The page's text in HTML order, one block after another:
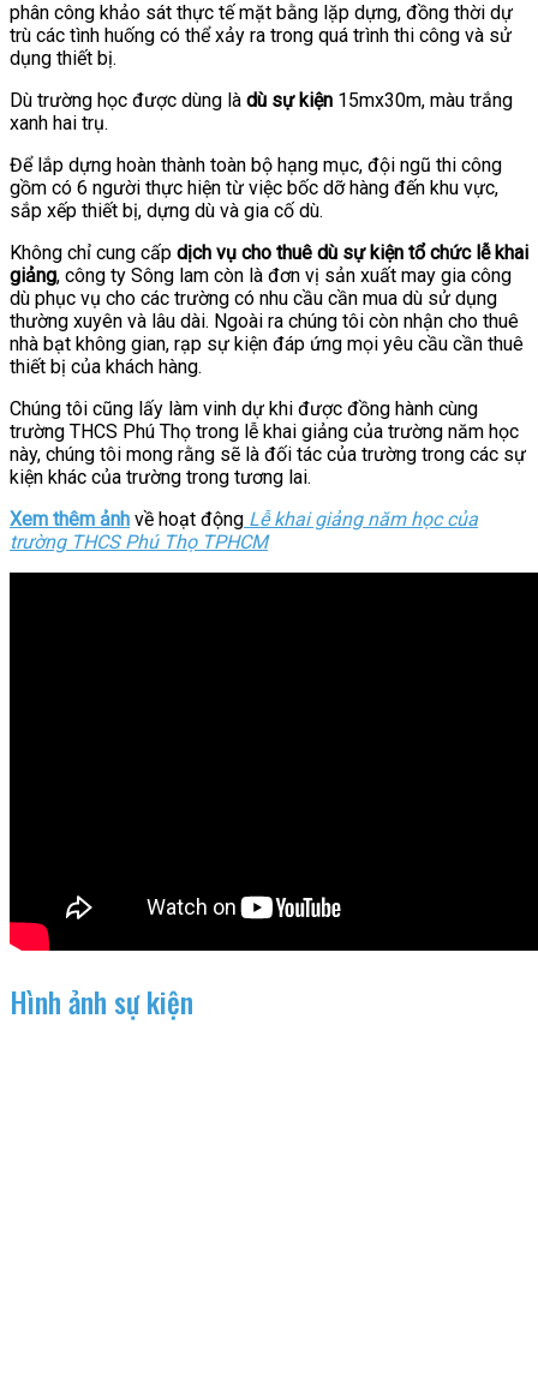
phân công khảo sát thực tế mặt bằng lặp dựng, đồng thời dự
trù các tình huống có thể xảy ra trong quá trình thi công và sử
dụng thiết bị.
Dù trường học được dùng là dù sự kiện 15mx30m, màu trắng
xanh hai trụ.
Để lắp dựng hoàn thành toàn bộ hạng mục, đội ngũ thi công
gồm có 6 người thực hiện từ việc bốc dỡ hàng đến khu vực,
sắp xếp thiết bị, dựng dù và gia cố dù.
Không chỉ cung cấp dịch vụ cho thuê dù sự kiện tổ chức lễ khai
giảng, công ty Sông lam còn là đơn vị sản xuất may gia công
dù phục vụ cho các trường có nhu cầu cần mua dù sử dụng
thường xuyên và lâu dài. Ngoài ra chúng tôi còn nhận cho thuê
nhà bạt không gian, rạp sự kiện đáp ứng mọi yêu cầu cần thuê
thiết bị của khách hàng.
Chúng tôi cũng lấy làm vinh dự khi được đồng hành cùng
trường THCS Phú Thọ trong lễ khai giảng của trường năm học
này, chúng tôi mong rằng sẽ là đối tác của trường trong các sự
kiện khác của trường trong tương lai.
Xem thêm ảnh về hoạt động Lễ khai giảng năm học của
trường THCS Phú Thọ TPHCM
Hình ảnh sự kiện